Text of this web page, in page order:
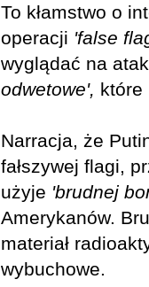
To kłamstwo o
operacji 'false
wyglądać na
odwetowe', które
Narracja, że
fałszywej flagi,
użyje 'brudnej
Amerykanów.
materiał
wybuchowe.